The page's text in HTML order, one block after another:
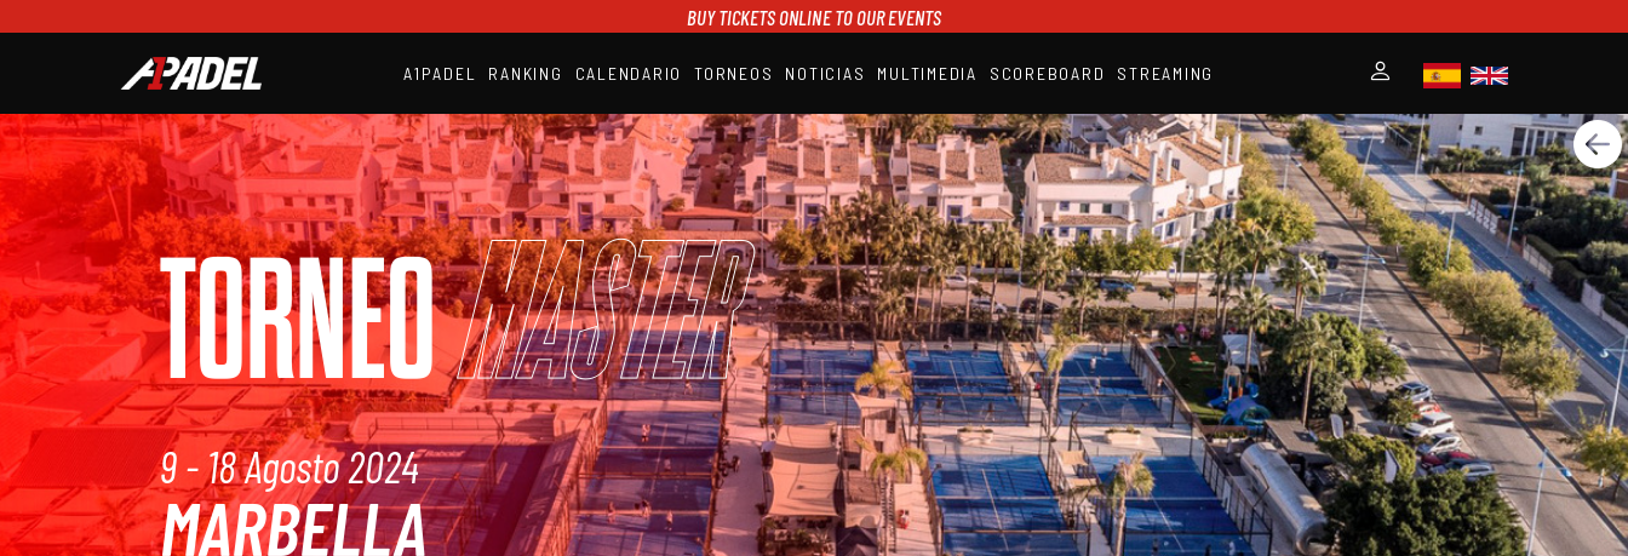
BUY TICKETS ONLINE TO OUR EVENTS
A1PADEL RANKING CALENDARIO TORNEOS NOTICIAS MULTIMEDIA SCOREBOARD STREAMING
A1PADEL
RANKING
CALENDARIO
TORNEOS
NOTICIAS
MULTIMEDIA
SCOREBOARD
STREAMING
TORNEOMaster
9 - 18 Agosto 2024
MARBELLA